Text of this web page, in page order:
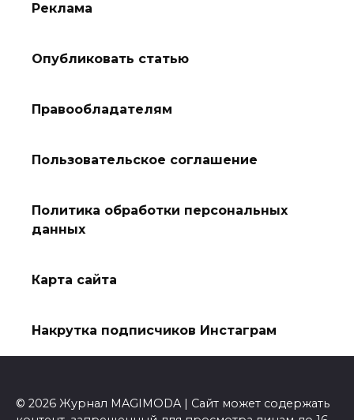
Реклама
Опубликовать статью
Правообладателям
Пользовательское соглашение
Политика обработки персональных
данных
Карта сайта
Накрутка подписчиков Инстаграм
© 2026 Журнал MAGIMODA | Сайт может содержать